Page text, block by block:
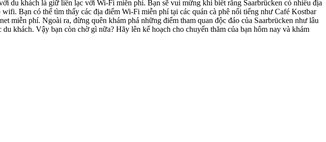
du khách là giữ liên lạc với Wi-Fi miễn phí. Bạn sẽ vui mừng khi biết rằng Saarbrücken có nhiều địa
Bạn có thể tìm thấy các địa điểm Wi-Fi miễn phí tại các quán cà phê nổi tiếng như Café Kostbar
miễn phí. Ngoài ra, đừng quên khám phá những điểm tham quan độc đáo của Saarbrücken như lâu
khách. Vậy bạn còn chờ gì nữa? Hãy lên kế hoạch cho chuyến thăm của bạn hôm nay và khám